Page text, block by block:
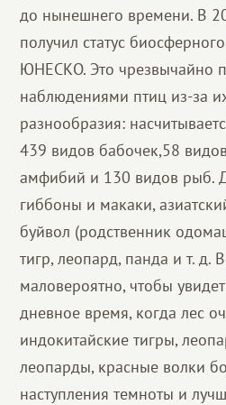
до нынешнего времени. В
получил статус
ЮНЕСКО. Это чрезвычайно
наблюдениями птиц из-за
разнообразия:
439 видов бабочек,58
амфибий и 130 видов рыб.
гиббоны и макаки,
буйвол (родственник
тигр, леопард, панда и т. д.
маловероятно, чтобы
дневное время, когда лес
индокитайские тигры,
леопарды, красные волки
наступления темноты и